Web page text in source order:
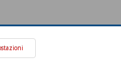
per tutti gli amanti di questo